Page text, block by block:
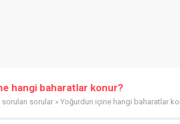
hangi baharatlar konur?
sorulan sorular » Yoğurdun içine hangi baharatlar